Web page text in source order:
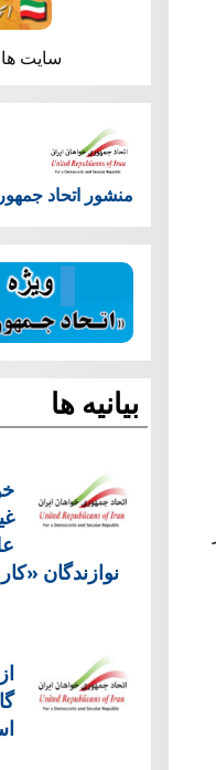
سایت
منشور اتحاد
بیانیه ها
نوازندگان